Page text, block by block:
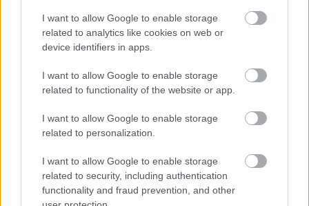
I want to allow Google to enable storage
related to analytics like cookies on web or
device identifiers in apps.
I want to allow Google to enable storage
related to functionality of the website or app.
I want to allow Google to enable storage
related to personalization.
I want to allow Google to enable storage
related to security, including authentication
functionality and fraud prevention, and other
IDÉN IS A GYEREK SZIGETTEL KEZDŐDIK A
https://kulturpart.hu/api/trackback/id/7881760
Kommentek:
minősülnek, értük aszolgáltatás technikaiüzemeltetője semmilyen felelősséget
nem vállal, azokat nem ellenőrzi. Kifogás esetén forduljon a blog szerkesztőjéhez.
Részletek a Felhasználási feltételekbenés az adatvédelmi tájékoztatóban